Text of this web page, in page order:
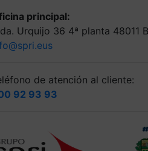
principal:
Urquijo 36 4ª planta 48011
de atención al cliente:
92 93 93